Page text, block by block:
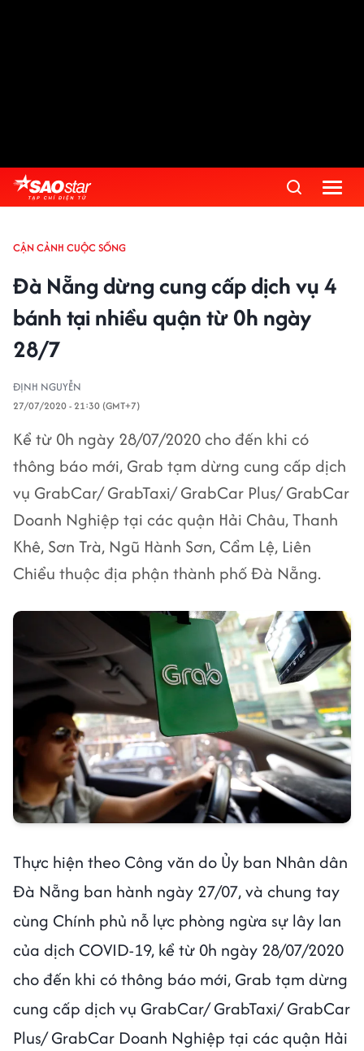
CẬN CẢNH CUỘC SỐNG
Đà Nẵng dừng cung cấp dịch vụ 4
bánh tại nhiều quận từ 0h ngày
28/7
ĐỊNH NGUYỄN
27/07/2020 - 21:30 (GMT+7)
Kể từ 0h ngày 28/07/2020 cho đến khi có
thông báo mới, Grab tạm dừng cung cấp dịch
vụ GrabCar/ GrabTaxi/ GrabCar Plus/ GrabCar
Doanh Nghiệp tại các quận Hải Châu, Thanh
Khê, Sơn Trà, Ngũ Hành Sơn, Cẩm Lệ, Liên
Chiểu thuộc địa phận thành phố Đà Nẵng.
Thực hiện theo Công văn do Ủy ban Nhân dân
Đà Nẵng ban hành ngày 27/07, và chung tay
cùng Chính phủ nỗ lực phòng ngừa sự lây lan
của dịch COVID-19, kể từ 0h ngày 28/07/2020
cho đến khi có thông báo mới, Grab tạm dừng
cung cấp dịch vụ GrabCar/ GrabTaxi/ GrabCar
Plus/ GrabCar Doanh Nghiệp tại các quận Hải